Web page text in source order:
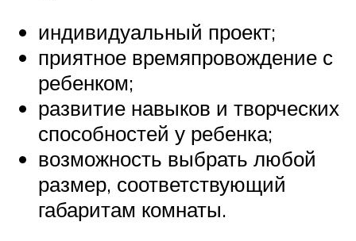
индивидуальный проект;
приятное времяпровождение с
ребенком;
развитие навыков и творческих
способностей у ребенка;
возможность выбрать любой
размер, соответствующий
габаритам комнаты.